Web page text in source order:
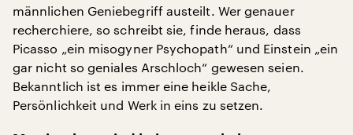
männlichen Geniebegriff austeilt. Wer genauer
recherchiere, so schreibt sie, finde heraus, dass
Picasso „ein misogyner Psychopath“ und Einstein „ein
gar nicht so geniales Arschloch“ gewesen seien.
Bekanntlich ist es immer eine heikle Sache,
Persönlichkeit und Werk in eins zu setzen.